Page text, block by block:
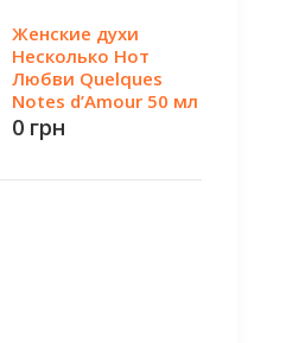
Женские духи
Несколько Нот
Любви Quelques
Notes d’Amour 50 мл
0 грн